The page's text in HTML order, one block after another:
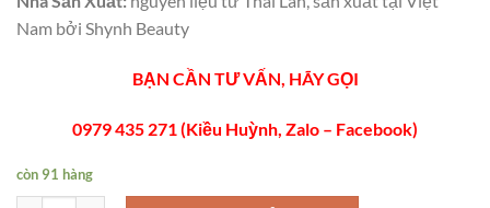
Nam bởi Shynh Beauty
BẠN CẦN TƯ VẤN, HÃY GỌI
0979 435 271 (Kiều Huỳnh, Zalo – Facebook)
còn 91 hàng